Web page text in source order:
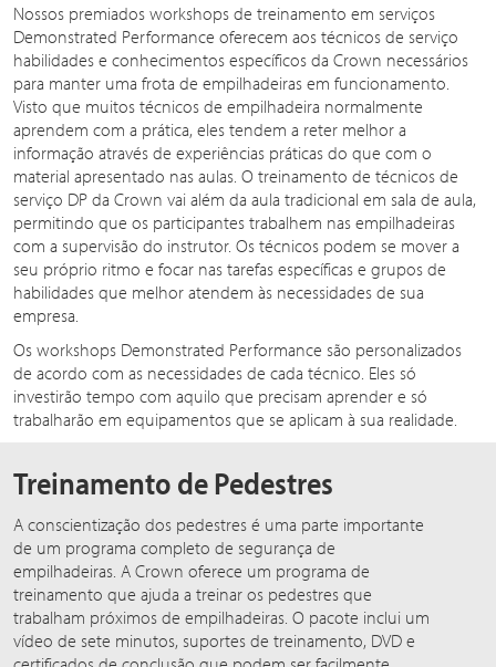
Nossos premiados workshops de treinamento em serviços
Demonstrated Performance oferecem aos técnicos de serviço
habilidades e conhecimentos específicos da Crown necessários
para manter uma frota de empilhadeiras em funcionamento.
Visto que muitos técnicos de empilhadeira normalmente
aprendem com a prática, eles tendem a reter melhor a
informação através de experiências práticas do que com o
material apresentado nas aulas. O treinamento de técnicos de
serviço DP da Crown vai além da aula tradicional em sala de aula,
permitindo que os participantes trabalhem nas empilhadeiras
com a supervisão do instrutor. Os técnicos podem se mover a
seu próprio ritmo e focar nas tarefas específicas e grupos de
habilidades que melhor atendem às necessidades de sua
empresa.
Os workshops Demonstrated Performance são personalizados
de acordo com as necessidades de cada técnico. Eles só
investirão tempo com aquilo que precisam aprender e só
trabalharão em equipamentos que se aplicam à sua realidade.
Treinamento de Pedestres
A conscientização dos pedestres é uma parte importante
de um programa completo de segurança de
empilhadeiras. A Crown oferece um programa de
treinamento que ajuda a treinar os pedestres que
trabalham próximos de empilhadeiras. O pacote inclui um
vídeo de sete minutos, suportes de treinamento, DVD e